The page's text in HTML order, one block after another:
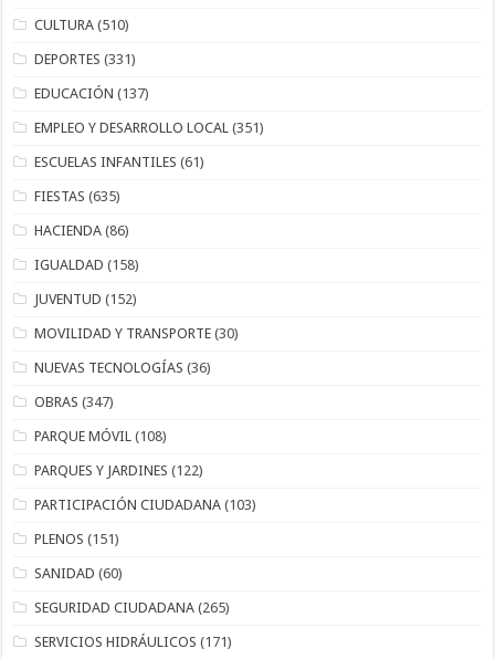
CULTURA (510)
DEPORTES (331)
EDUCACIÓN (137)
EMPLEO Y DESARROLLO LOCAL (351)
ESCUELAS INFANTILES (61)
FIESTAS (635)
HACIENDA (86)
IGUALDAD (158)
JUVENTUD (152)
MOVILIDAD Y TRANSPORTE (30)
NUEVAS TECNOLOGÍAS (36)
OBRAS (347)
PARQUE MÓVIL (108)
PARQUES Y JARDINES (122)
PARTICIPACIÓN CIUDADANA (103)
PLENOS (151)
SANIDAD (60)
SEGURIDAD CIUDADANA (265)
SERVICIOS HIDRÁULICOS (171)